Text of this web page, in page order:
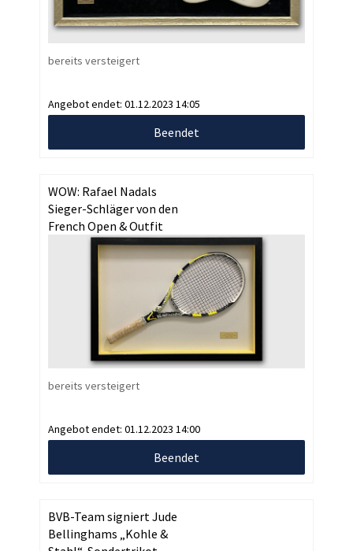
bereits versteigert
Angebot endet: 01.12.2023 14:05
Beendet
WOW: Rafael Nadals
Sieger-Schläger von den
French Open & Outfit
bereits versteigert
Angebot endet: 01.12.2023 14:00
Beendet
BVB-Team signiert Jude
Bellinghams „Kohle &